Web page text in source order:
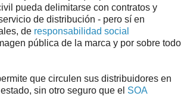
pueda delimitarse con contratos y
de distribución - pero sí en
de responsabilidad social
pública de la marca y por sobre todo
que circulen sus distribuidores en
sin otro seguro que el SOA